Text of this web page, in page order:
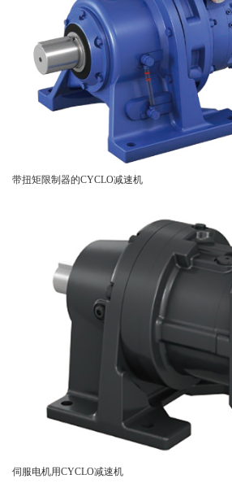
带扭矩限制器的CYCLO减速机
伺服电机用CYCLO减速机